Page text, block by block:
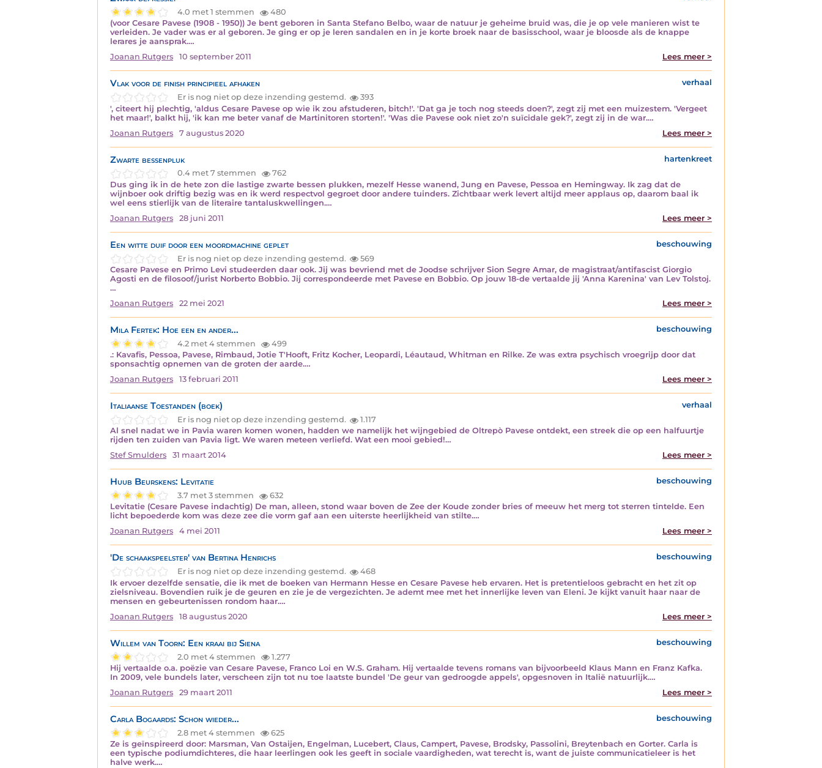
4.0 met 1 stemmen
480
(voor Cesare Pavese (1908 - 1950)) Je bent geboren in Santa Stefano Belbo, waar de natuur je geheime bruid was, die je op vele manieren wist te
verleiden. Je vader was er al geboren. Je ging er op je leren sandalen en in je korte broek naar de basisschool, waar je bloosde als de knappe
lerares je aansprak.…
Joanan Rutgers
10 september 2011 Lees meer >
Vlak voor de finish principieel afhaken
verhaal
Er is nog niet op deze inzending gestemd.
393
', citeert hij plechtig, 'aldus Cesare Pavese op wie ik zou afstuderen, bitch!'. 'Dat ga je toch nog steeds doen?', zegt zij met een muizestem. 'Vergeet
het maar!', balkt hij, 'ik kan me beter vanaf de Martinitoren storten!'. 'Was die Pavese ook niet zo'n suïcidale gek?', zegt zij in de war.…
Joanan Rutgers
7 augustus 2020 Lees meer >
Zwarte bessenpluk
hartenkreet
0.4 met 7 stemmen
762
Dus ging ik in de hete zon die lastige zwarte bessen plukken, mezelf Hesse wanend, Jung en Pavese, Pessoa en Hemingway. Ik zag dat de
wijnboer ook driftig bezig was en ik werd respectvol gegroet door andere tuinders. Zichtbaar werk levert altijd meer applaus op, daarom baal ik
wel eens stierlijk van de literaire tantaluskwellingen.…
Joanan Rutgers
28 juni 2011 Lees meer >
Een witte duif door een moordmachine geplet
beschouwing
Er is nog niet op deze inzending gestemd.
569
Cesare Pavese en Primo Levi studeerden daar ook. Jij was bevriend met de Joodse schrijver Sion Segre Amar, de magistraat/antifascist Giorgio
Agosti en de filosoof/jurist Norberto Bobbio. Jij correspondeerde met Pavese en Bobbio. Op jouw 18-de vertaalde jij 'Anna Karenina' van Lev Tolstoj.
…
Joanan Rutgers
22 mei 2021 Lees meer >
Mila Fertek: Hoe een en ander...
beschouwing
4.2 met 4 stemmen
499
.: Kavafis, Pessoa, Pavese, Rimbaud, Jotie T'Hooft, Fritz Kocher, Leopardi, Léautaud, Whitman en Rilke. Ze was extra psychisch vroegrijp door dat
sponsachtig opnemen van de groten der aarde.…
Joanan Rutgers
13 februari 2011 Lees meer >
Italiaanse Toestanden (boek)
verhaal
Er is nog niet op deze inzending gestemd.
1.117
Al snel nadat we in Pavia waren komen wonen, hadden we namelijk het wijngebied de Oltrepò Pavese ontdekt, een streek die op een halfuurtje
rijden ten zuiden van Pavia ligt. We waren meteen verliefd. Wat een mooi gebied!…
Stef Smulders
31 maart 2014 Lees meer >
Huub Beurskens: Levitatie
beschouwing
3.7 met 3 stemmen
632
Levitatie (Cesare Pavese indachtig) De man, alleen, stond waar boven de Zee der Koude zonder bries of meeuw het merg tot sterren tintelde. Een
licht bepoederde kom was deze zee die vorm gaf aan een uiterste heerlijkheid van stilte.…
Joanan Rutgers
4 mei 2011 Lees meer >
'De schaakspeelster' van Bertina Henrichs
beschouwing
Er is nog niet op deze inzending gestemd.
468
Ik ervoer dezelfde sensatie, die ik met de boeken van Hermann Hesse en Cesare Pavese heb ervaren. Het is pretentieloos gebracht en het zit op
zielsniveau. Bovendien ruik je de geuren en zie je de vergezichten. Je ademt mee met het innerlijke leven van Eleni. Je kijkt vanuit haar naar de
mensen en gebeurtenissen rondom haar.…
Joanan Rutgers
18 augustus 2020 Lees meer >
Willem van Toorn: Een kraai bij Siena
beschouwing
2.0 met 4 stemmen
1.277
Hij vertaalde o.a. poëzie van Cesare Pavese, Franco Loi en W.S. Graham. Hij vertaalde tevens romans van bijvoorbeeld Klaus Mann en Franz Kafka.
In 2009, vele bundels later, verscheen zijn tot nu toe laatste bundel 'De geur van gedroogde appels', opgesnoven in Italië natuurlijk.…
Joanan Rutgers
29 maart 2011 Lees meer >
Carla Bogaards: Schon wieder...
beschouwing
2.8 met 4 stemmen
625
Ze is geïnspireerd door: Marsman, Van Ostaijen, Engelman, Lucebert, Claus, Campert, Pavese, Brodsky, Passolini, Breytenbach en Gorter. Carla is
een typische podiumdichteres, die haar leerlingen ook les geeft in sociale vaardigheden, wat terecht is, want de juiste communicatieleer is het
halve werk.…